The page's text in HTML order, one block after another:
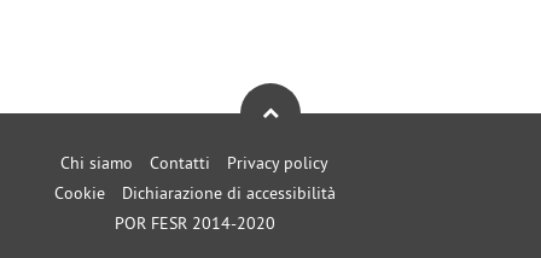
Chi siamo Contatti
Privacy policy
Cookie
Dichiarazione di accessibilità
POR FESR 2014-2020